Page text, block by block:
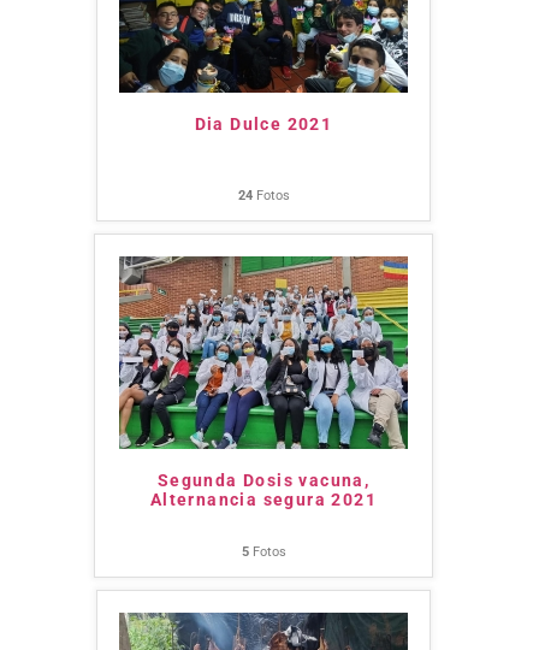
Dia Dulce 2021
24Fotos
Segunda Dosis vacuna,
Alternancia segura 2021
5Fotos